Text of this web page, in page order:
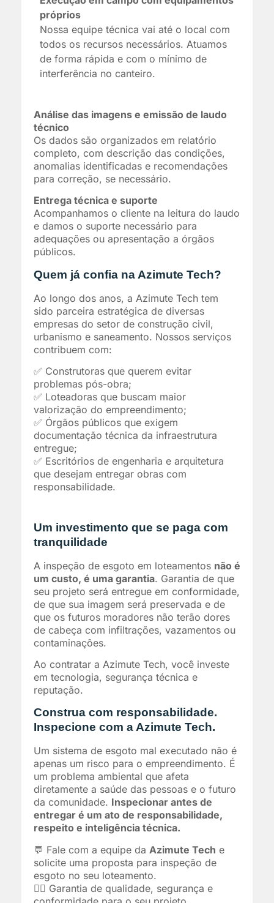
próprios
Nossa equipe técnica vai até o local com
todos os recursos necessários. Atuamos
de forma rápida e com o mínimo de
interferência no canteiro.
Análise das imagens e emissão de laudo
técnico
Os dados são organizados em relatório
completo, com descrição das condições,
anomalias identificadas e recomendações
para correção, se necessário.
Entrega técnica e suporte
Acompanhamos o cliente na leitura do laudo
e damos o suporte necessário para
adequações ou apresentação a órgãos
públicos.
Quem já confia na Azimute Tech?
Ao longo dos anos, a Azimute Tech tem
sido parceira estratégica de diversas
empresas do setor de construção civil,
urbanismo e saneamento. Nossos serviços
contribuem com:
✅ Construtoras que querem evitar
problemas pós-obra;
✅ Loteadoras que buscam maior
valorização do empreendimento;
✅ Órgãos públicos que exigem
documentação técnica da infraestrutura
entregue;
✅ Escritórios de engenharia e arquitetura
que desejam entregar obras com
responsabilidade.
Um investimento que se paga com
tranquilidade
A inspeção de esgoto em loteamentos não é
um custo, é uma garantia. Garantia de que
seu projeto será entregue em conformidade,
de que sua imagem será preservada e de
que os futuros moradores não terão dores
de cabeça com infiltrações, vazamentos ou
contaminações.
Ao contratar a Azimute Tech, você investe
em tecnologia, segurança técnica e
reputação.
Construa com responsabilidade.
Inspecione com a Azimute Tech.
Um sistema de esgoto mal executado não é
apenas um risco para o empreendimento. É
um problema ambiental que afeta
diretamente a saúde das pessoas e o futuro
da comunidade. Inspecionar antes de
entregar é um ato de responsabilidade,
respeito e inteligência técnica.
💬 Fale com a equipe da Azimute Tech e
solicite uma proposta para inspeção de
esgoto no seu loteamento.
👷‍♂️ Garantia de qualidade, segurança e